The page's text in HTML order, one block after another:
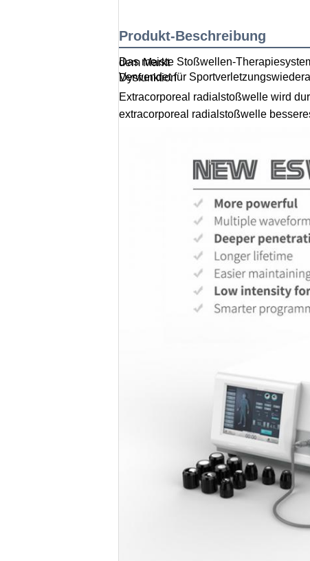
Produkt-Beschreibung
Das meiste Stoßwellen-Therapiesystem des populären und professionellen pneumatischen ballistischen Radialstrahls extracorporeal auf dem Markt
Verwendet für Sportverletzungswiederaufnahme, Rehabilitationstherapie, chronische Schmerzlinderung, Cellulitereduzierung, erektile Dysfunktion
Extracorporeal radialstoßwelle wird
extracorporeal radialstoßwelle